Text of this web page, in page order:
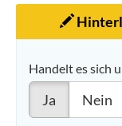
Handelt es sich
Ja Nein